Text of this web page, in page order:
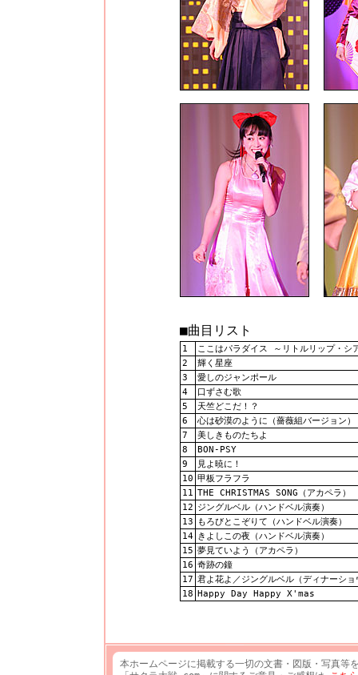
■曲目リスト
1
ここはパラダイス ～リトルリップ・シ
2
輝く星座
3
愛しのジャンポール
4
口ずさむ歌
5
天竺どこだ！？
6
心は砂漠のように（薔薇組バージョン）
7
美しきものたちよ
8
BON-PSY
9
見よ暁に！
10 甲板フラフラ
11 THE CHRISTMAS SONG（アカペラ）
12 ジングルベル（ハンドベル演奏）
13
もろびとこぞりて（ハンドベル演奏）
14 きよしこの夜（ハンドベル演奏）
15 夢見ていよう（アカペラ）
16 奇跡の鐘
17 君よ花よ／ジングルベル（ディナーシ
18 Happy Day Happy X'mas
本ホームページに掲載する一切の文書・図版・写真等